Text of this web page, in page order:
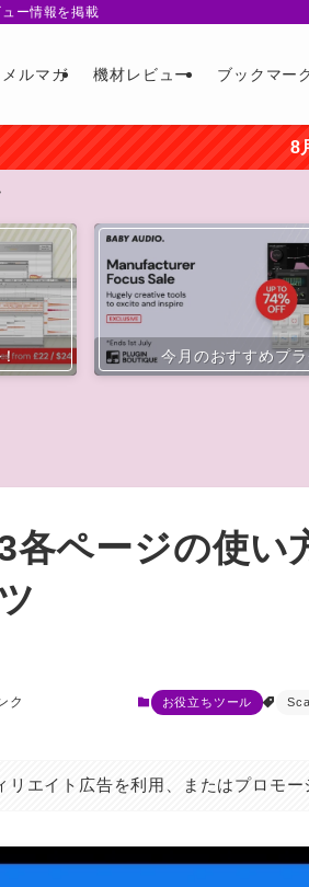
ー情報を掲載
メルマガ 機材レビュー ブックマー
8
今月のおすすめプ
各ページの使い
ク お役立ちツール
エイト広告を利用、またはプロモー